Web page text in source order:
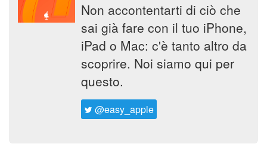
Non accontentarti di ciò che
sai già fare con il tuo iPhone,
iPad o Mac: c'è tanto altro da
scoprire. Noi siamo qui per
questo.
@easy_apple